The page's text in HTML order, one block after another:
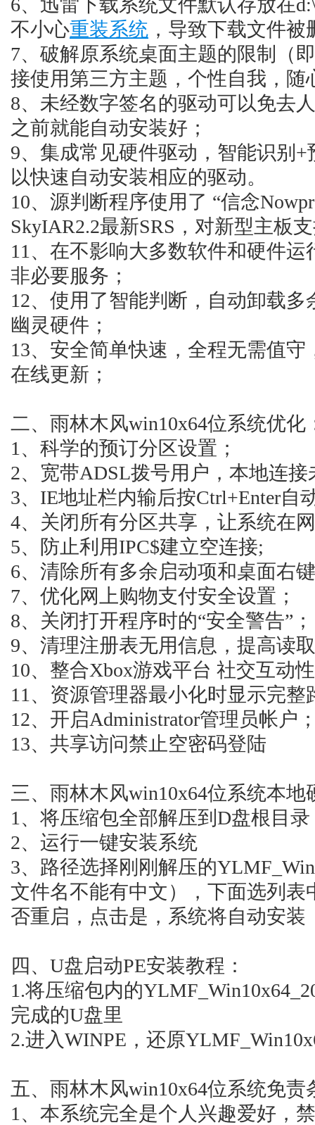
不小心重装系统 ，导致下载文件
7、破解原系统桌面主题的限制（
接使用第三方主题，个性自我，随
8、未经数字签名的驱动可以免去
之前就能自动安装好；
9、集成常见硬件驱动，智能识别
以快速自动安装相应的驱动。
10、源判断程序使用了 “信念
SkyIAR2.2最新SRS，对新型主板
11、在不影响大多数软件和硬件
非必要服务；
12、使用了智能判断，自动卸载多
幽灵硬件；
13、安全简单快速，全程无需值
在线更新；
二、雨林木风win10x64位系统优化
1、科学的预订分区设置；
2、宽带ADSL拨号用户，本地连
3、IE地址栏内输后按Ctrl+Enter自
4、关闭所有分区共享，让系统在
5、防止利用IPC$建立空连接;
6、清除所有多余启动项和桌面右
7、优化网上购物支付安全设置；
8、关闭打开程序时的“安全警告”；
9、清理注册表无用信息，提高读
10、整合Xbox游戏平台 社交互动
11、资源管理器最小化时显示完整
12、开启Administrator管理员帐户
13、共享访问禁止空密码登陆
三、雨林木风win10x64位系统本地
1、将压缩包全部解压到D盘根目
2、运行一键安装系统
3、路径选择刚刚解压的
文件名不能有中文），下面选列
否重启，点击是，系统将自动安装
四、U盘启动PE安装教程：
1.将压缩包内的
完成的U盘里
2.进入WINPE，还原
五、雨林木风win10x64位系统免责
1、本系统完全是个人兴趣爱好，